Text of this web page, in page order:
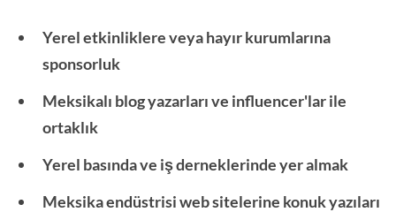
Yerel etkinliklere veya hayır kurumlarına
sponsorluk
Meksikalı blog yazarları ve influencer'lar ile
ortaklık
Yerel basında ve iş derneklerinde yer almak
Meksika endüstrisi web sitelerine konuk yazıları